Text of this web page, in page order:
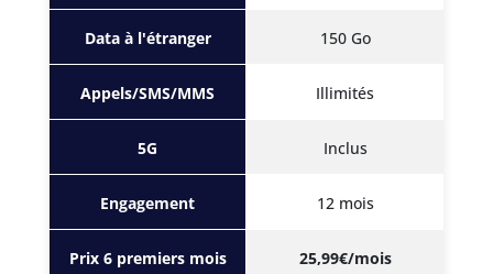
Data à l'étranger
Appels/SMS/MMS
5G
Engagement
Prix 6 premiers mois
150 Go
Illimités
Inclus
12 mois
25,99€/mois